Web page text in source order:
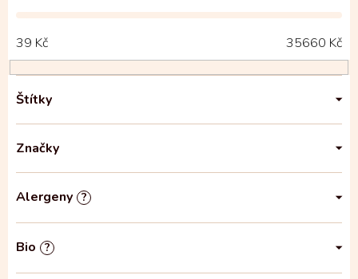
39 Kč 35660 Kč
Štítky
Značky
Alergeny ?
Bio ?